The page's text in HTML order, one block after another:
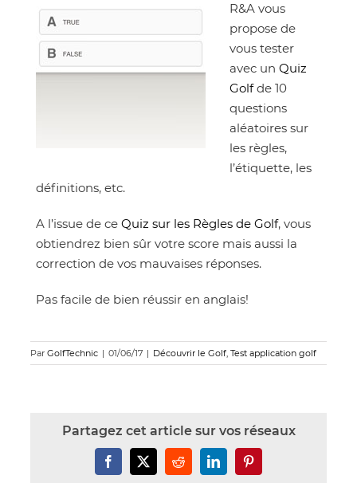
R&A vous
propose de
vous tester
avec unQuiz
Golfde 10
questions
aléatoires sur
les règles,
l’étiquette, les
définitions, etc.
A l’issue de ceQuiz sur les Règles de Golf, vous
obtiendrez bien sûr votre score mais aussi la
correction de vos mauvaises réponses.
Pas facile de bien réussir en anglais!
Par GolfTechnic | 01/06/17 | Découvrir le Golf, Test application golf
Partagez cet article sur vos réseaux
Facebook
X RedditLinkedInPinterest